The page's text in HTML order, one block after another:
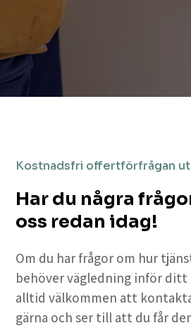
Kostnadsfri offertförfrågan
Har du några
oss redan idag!
Om du har frågor om hur
behöver vägledning inför ditt
alltid välkommen att
gärna och ser till att du får